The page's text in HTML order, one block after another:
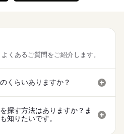
くあるご質問をご紹介します。
くらいありますか？
探す方法はありますか？ま
知りたいです。